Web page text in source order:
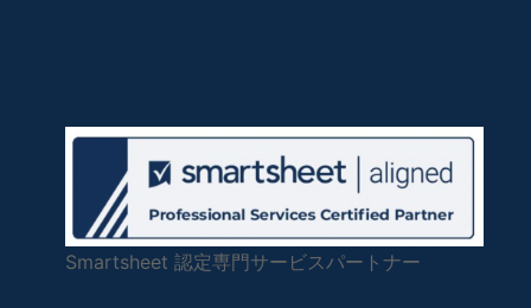
Smartsheet 認定専門サービスパートナー